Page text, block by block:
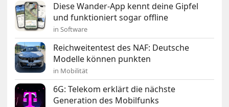
Diese Wander-App kennt deine Gipfel
und funktioniert sogar offline
in Software
Reichweitentest des NAF: Deutsche
Modelle können punkten
in Mobilität
6G: Telekom erklärt die nächste
Generation des Mobilfunks